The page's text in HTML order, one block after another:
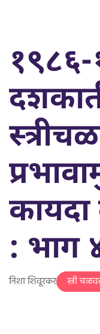
: भाग
निशा शिवूरकर स्त्री